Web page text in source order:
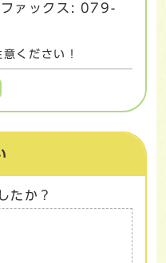
ファックス: 079-
ください！
たか？